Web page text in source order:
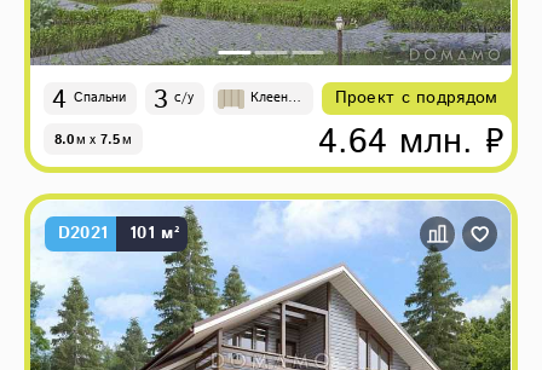
4 Спальни 3 с/у
Клеены
8.0м x 7.5м
Проект с подрядом
4.64 млн. ₽
D2021 101 м²